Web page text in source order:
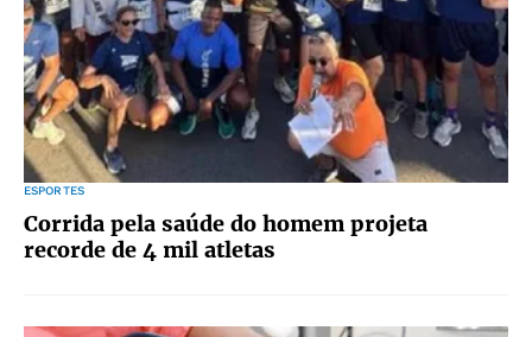
ESPORTES
Corrida pela saúde do homem projeta
recorde de 4 mil atletas